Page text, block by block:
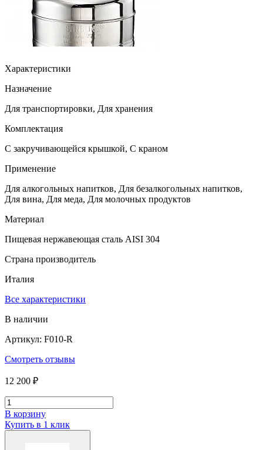
Характеристики
Назначение
Для транспортировки, Для хранения
Комплектация
С закручивающейся крышкой, С краном
Применение
Для алкогольных напитков, Для безалкогольных напитков,
Для вина, Для меда, Для молочных продуктов
Материал
Пищевая нержавеющая сталь AISI 304
Страна производитель
Италия
Все характеристики
В наличии
Артикул: F010-R
Смотреть отзывы
12 200 ₽
В корзину
Купить в 1 клик